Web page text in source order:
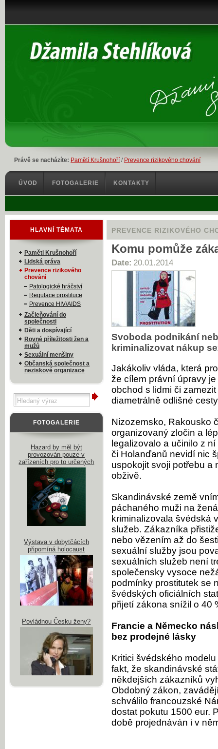
Právě se nacházíte: Pamětí Krušnohoří / Prevence rizikového chování
PREVENCE RIZIKOVÉHO
Komu pomůže
Date: 20.01.2014
Svoboda podnikání
kriminalizovat nákup
Jakákoliv vláda, která
že cílem právní úpravy
obchod s lidmi či
diametrálně odlišné
Nizozemsko, Rakousko
organizovaný zločin a
legalizovalo a učinilo z
či Holanďanů nevidí nic
uspokojit svoji potřebu a
obživě.
Skandinávské země
páchaného muži na
kriminalizovala švédská
služeb. Zákazníka
nebo vězením až do
sexuální služby jsou
sexuálních služeb není
společensky vysoce
podmínky prostitutek se
švédských oficiálních
přijetí zákona snížil o 40
Francie a Německo
bez prodejné lásky
Kritici švédského
fakt, že skandinávské
někdejších zákazníků
Obdobný zákon,
schválilo francouzské
dostat pokutu 1500 eur.
době projednáván i v
HLAVNÍ TÉMATA
Paměti Krušnohoří
Lidská práva
Prevence rizikového
chování
Patologické hráčství
Regulace prostituce
Prevence HIV/AIDS
Začleňování do
společnosti
Děti a dospívající
Rovné příležitosti žen a
mužů
Sexuální menšiny
Občanská společnost a
neziskové organizace
FOTOGALERIE
Hazard by měl být
provozován pouze v
zařízeních pro to určených
Výstava v dobytčácích
připomíná holocaust
Povládnou Česku ženy?
ÚVOD FOTOGALERIE KONTAKTY